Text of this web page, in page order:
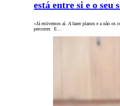
está entre si e o seu
«Já estivemos aí. A fazer planos e a não os
percorrer. E…